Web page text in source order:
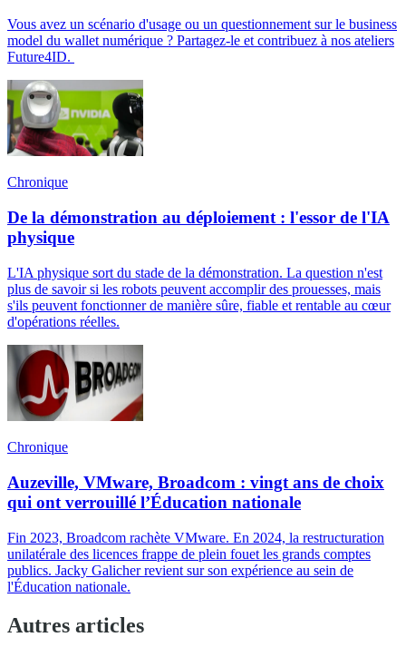
Vous avez un scénario d'usage ou un questionnement sur le business
model du wallet numérique ? Partagez-le et contribuez à nos ateliers
Future4ID.
Chronique
De la démonstration au déploiement : l'essor de l'IA
physique
L'IA physique sort du stade de la démonstration. La question n'est
plus de savoir si les robots peuvent accomplir des prouesses, mais
s'ils peuvent fonctionner de manière sûre, fiable et rentable au cœur
d'opérations réelles.
Chronique
Auzeville, VMware, Broadcom : vingt ans de choix
qui ont verrouillé l’Éducation nationale
Fin 2023, Broadcom rachète VMware. En 2024, la restructuration
unilatérale des licences frappe de plein fouet les grands comptes
publics. Jacky Galicher revient sur son expérience au sein de
l'Éducation nationale.
Autres articles